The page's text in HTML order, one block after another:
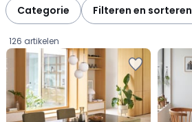
Categorie Filteren en sorteren
126 artikelen